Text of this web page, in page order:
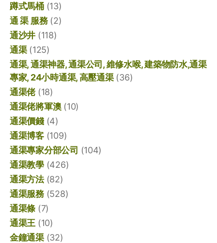
蹲式馬桶(13)
通 渠 服務(2)
通沙井 (118)
通渠(125)
通渠, 通渠神器, 通渠公司, 維修水喉, 建築物防水,通渠
專家, 24小時通渠, 高壓通渠(36)
通渠佬(18)
通渠佬將軍澳(10)
通渠價錢(4)
通渠博客(109)
通渠專家分部公司 (104)
通渠教學(426)
通渠方法(82)
通渠服務(528)
通渠條 (7)
通渠王 (10)
金鐘通渠(32)